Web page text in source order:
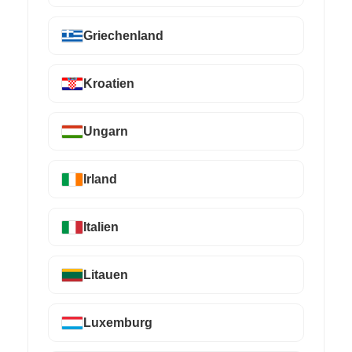
Griechenland
Kroatien
Ungarn
Irland
Italien
Litauen
Luxemburg